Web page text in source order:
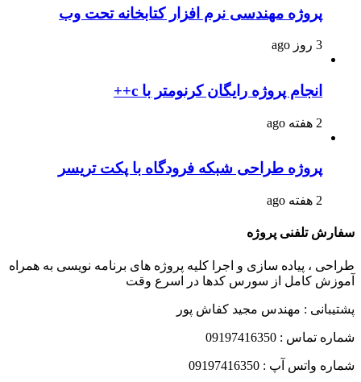
پروژه مهندسی نرم افزار کتابخانه تحت وب
3 روز ago
انجام پروژه رایگان کرنومتر با c++
2 هفته ago
پروژه طراحی شبکه فرودگاه با پکت تریسر
2 هفته ago
سفارش تلفنی پروژه
طراحی ، پیاده سازی و اجرا کلیه پروژه های برنامه نویسی به همراه
آموزش کامل از سورس کدها در اسرع وقت
پشتیبانی : مهندس مجید کفاش پور
شماره تماس : 09197416350
شماره واتس آپ : 09197416350